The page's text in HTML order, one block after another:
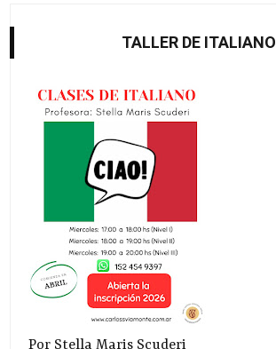
TALLER DE ITALIANO
Por Stella Maris Scuderi